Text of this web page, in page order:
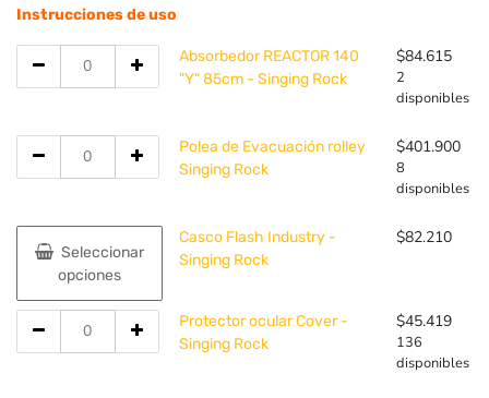
Instrucciones de uso
Cantidad
140
Rock
Absorbedor REACTOR 140
"Y" 85cm - Singing Rock
$84.615
2
disponibles
Cantidad
Evacuación
rolley
Singing
Rock
Polea de Evacuación rolley
Singing Rock
$401.900
8
disponibles
Seleccionar
opciones
Este
producto
múltiples
variantes.
Las
Casco Flash Industry -
Singing Rock
$82.210
Cantidad
Protector ocular Cover -
Singing Rock
$45.419
136
disponibles